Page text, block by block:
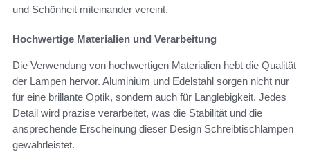
und Schönheit miteinander vereint.
Hochwertige Materialien und Verarbeitung
Die Verwendung von hochwertigen Materialien hebt die Qualität
der Lampen hervor. Aluminium und Edelstahl sorgen nicht nur
für eine brillante Optik, sondern auch für Langlebigkeit. Jedes
Detail wird präzise verarbeitet, was die Stabilität und die
ansprechende Erscheinung dieser Design Schreibtischlampen
gewährleistet.